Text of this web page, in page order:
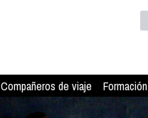
Compañeros de viaje Formación